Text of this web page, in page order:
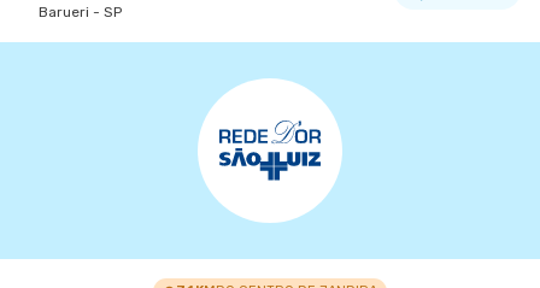
Barueri - SP
Centro Médico São Luiz Itaim - Unidade Visionaire
Rua Doutor Alceu de Campos Rodrigues nr. 46
Cardiologia D'Or Edifício Visionaire - Vila Nova
Conceicao, Sao Paulo - SP